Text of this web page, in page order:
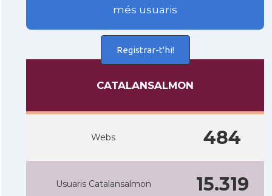
més usuaris
Registrar-t'hi!
CATALANSALMON
Webs 484
Usuaris Catalansalmon 15.319